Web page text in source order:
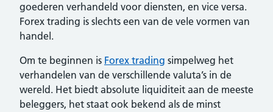
goederen verhandeld voor diensten, en vice versa.
Forex trading is slechts een van de vele vormen van
handel.
Om te beginnen is Forex trading simpelweg het
verhandelen van de verschillende valuta’s in de
wereld. Het biedt absolute liquiditeit aan de meeste
beleggers, het staat ook bekend als de minst